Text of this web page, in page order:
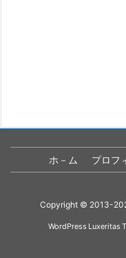
ホ－ム プロフ
Copyright © 2013-
WordPress Luxeritas